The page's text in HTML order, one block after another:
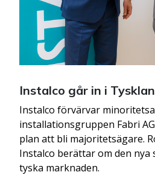
Instalco går in i
Instalco förvärvar
installationsgruppen Fabri
plan att bli majoritetsägare.
Instalco berättar om den nya
tyska marknaden.